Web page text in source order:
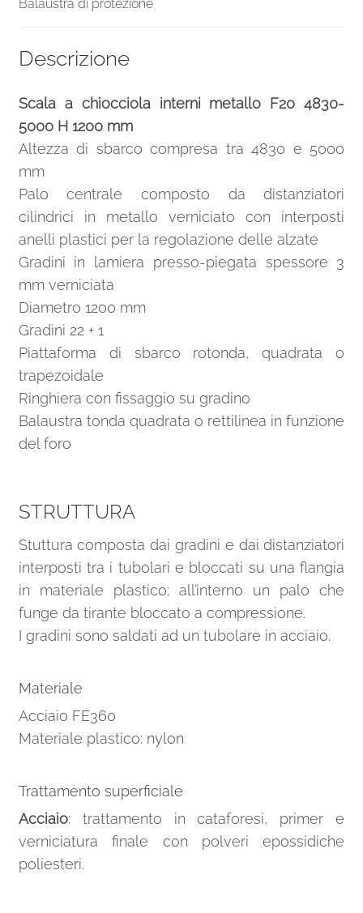
Balaustra di protezione
Descrizione
Scala a chiocciola interni metallo F20 4830-
5000 H 1200 mm
Altezza di sbarco compresa tra 4830 e 5000
mm
Palo centrale composto da distanziatori
cilindrici in metallo verniciato con interposti
anelli plastici per la regolazione delle alzate
Gradini in lamiera presso-piegata spessore 3
mm verniciata
Diametro 1200 mm
Gradini 22 + 1
Piattaforma di sbarco rotonda, quadrata o
trapezoidale
Ringhiera con fissaggio su gradino
Balaustra tonda quadrata o rettilinea in funzione
del foro
STRUTTURA
Stuttura composta dai gradini e dai distanziatori
interposti tra i tubolari e bloccati su una flangia
in materiale plastico; all’interno un palo che
funge da tirante bloccato a compressione.
I gradini sono saldati ad un tubolare in acciaio.
Materiale
Acciaio FE360
Materiale plastico: nylon
Trattamento superficiale
Acciaio: trattamento in cataforesi, primer e
verniciatura finale con polveri epossidiche
poliesteri.